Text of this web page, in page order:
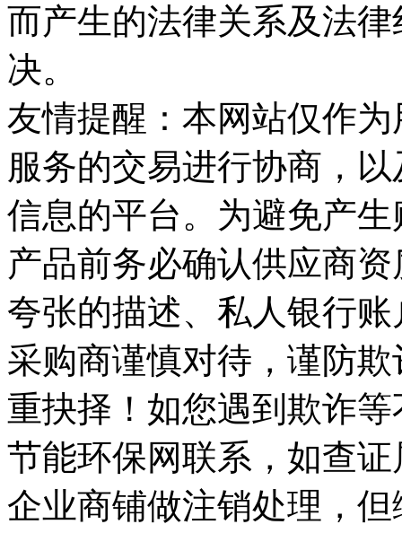
而产生的法律关系及法
决。
友情提醒：本网站仅作
服务的交易进行协商，
信息的平台。为避免产
产品前务必确认供应商
夸张的描述、私人银行
采购商谨慎对待，谨防
重抉择！如您遇到欺诈
节能环保网联系，如查
企业商铺做注销处理，